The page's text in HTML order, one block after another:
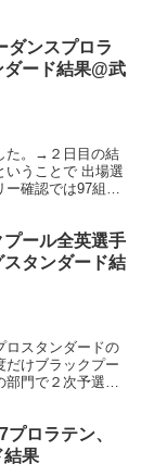
ダンスプロラ
ード結果@武
た。→２日目の結
いうことで 出場選
確認では97組。
プール全英選手
タンダード結
ロスタンダードの
だけブラックプー
門で２次予選に
ロラテン、
結果